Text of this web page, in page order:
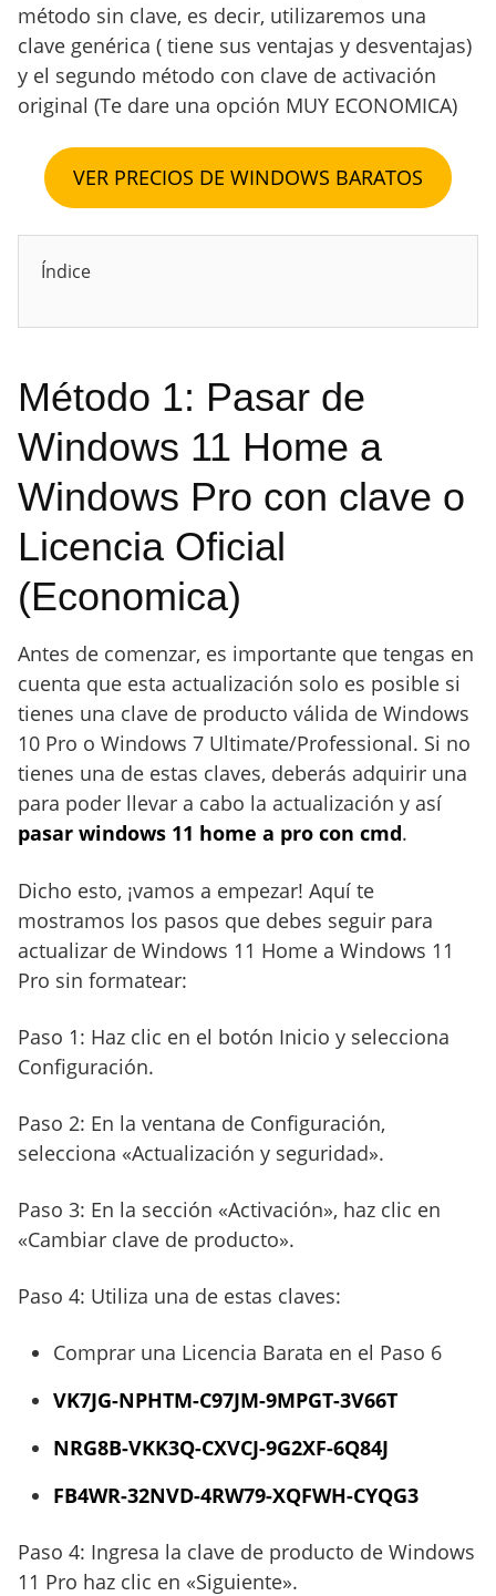
método sin clave, es decir, utilizaremos una
clave genérica ( tiene sus ventajas y desventajas)
y el segundo método con clave de activación
original (Te dare una opción MUY ECONOMICA)
VER PRECIOS DE WINDOWS BARATOS
Índice
Método 1: Pasar de
Windows 11 Home a
Windows Pro con clave o
Licencia Oficial
(Economica)
Antes de comenzar, es importante que tengas en
cuenta que esta actualización solo es posible si
tienes una clave de producto válida de Windows
10 Pro o Windows 7 Ultimate/Professional. Si no
tienes una de estas claves, deberás adquirir una
para poder llevar a cabo la actualización y así
pasar windows 11 home a pro con cmd.
Dicho esto, ¡vamos a empezar! Aquí te
mostramos los pasos que debes seguir para
actualizar de Windows 11 Home a Windows 11
Pro sin formatear:
Paso 1: Haz clic en el botón Inicio y selecciona
Configuración.
Paso 2: En la ventana de Configuración,
selecciona «Actualización y seguridad».
Paso 3: En la sección «Activación», haz clic en
«Cambiar clave de producto».
Paso 4: Utiliza una de estas claves:
Comprar una Licencia Barata en el Paso 6
VK7JG-NPHTM-C97JM-9MPGT-3V66T
NRG8B-VKK3Q-CXVCJ-9G2XF-6Q84J
FB4WR-32NVD-4RW79-XQFWH-CYQG3
Paso 4: Ingresa la clave de producto de Windows
11 Pro haz clic en «Siguiente».